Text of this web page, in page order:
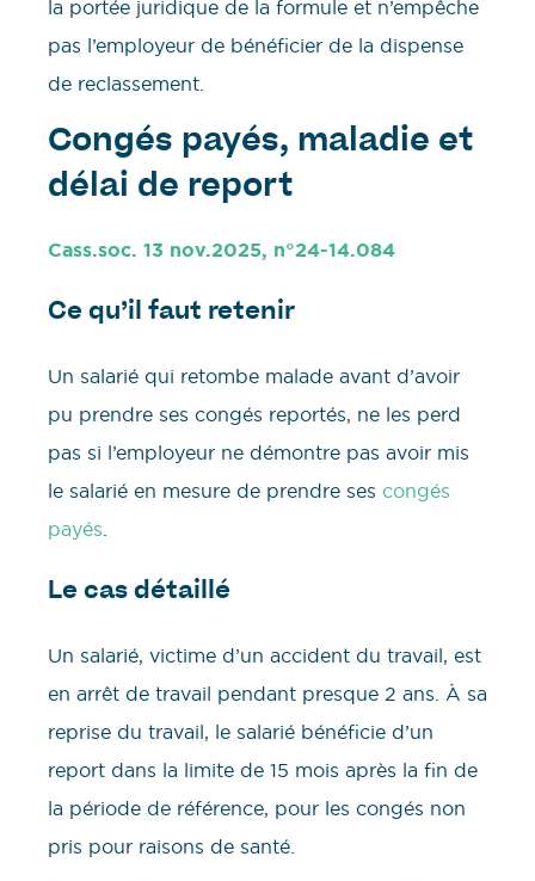
la portée juridique de la formule et n’empêche
pas l’employeur de bénéficier de la dispense
de reclassement.
Congés payés, maladie et
délai de report
Cass.soc. 13 nov.2025, n°24-14.084
Ce qu’il faut retenir
Un salarié qui retombe malade avant d’avoir
pu prendre ses congés reportés, ne les perd
pas si l’employeur ne démontre pas avoir mis
le salarié en mesure de prendre ses congés
payés.
Le cas détaillé
Un salarié, victime d’un accident du travail, est
en arrêt de travail pendant presque 2 ans. À sa
reprise du travail, le salarié bénéficie d’un
report dans la limite de 15 mois après la fin de
la période de référence, pour les congés non
pris pour raisons de santé.